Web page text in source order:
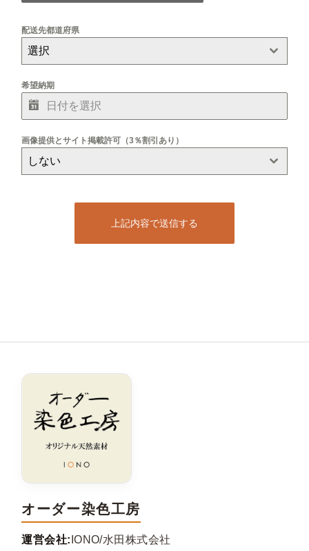
配送先都道府県
選択
希望納期
画像提供とサイト掲載許可（3％割引あり）
しない
上記内容で送信する
オーダー染色工房
運営会社: IONO/水田株式会社